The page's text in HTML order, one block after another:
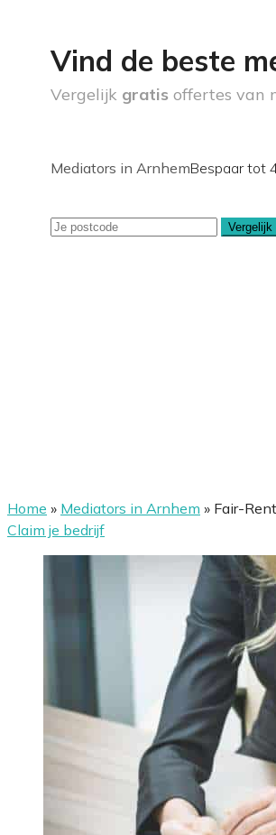
Vind de beste
Vergelijk gratis offertes van
Mediators in ArnhemBespaar tot
Vergelijk
Home » Mediators in Arnhem » Fair-Rent
Claim je bedrijf